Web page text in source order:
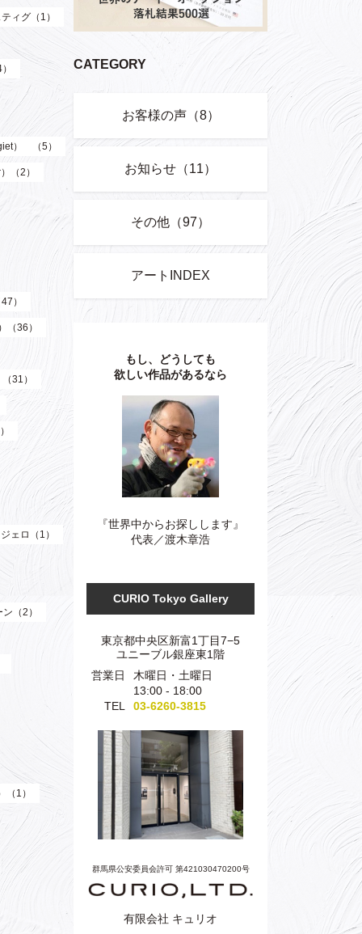
ィグ（1）
） （5）
（2）
）
（36）
31）
ェロ（1）
（2）
1）
CATEGORY
お客様の声（8）
お知らせ（11）
その他（97）
アートINDEX
もし、どうしても
欲しい作品があるなら
『世界中からお探しします』
代表／渡木章浩
CURIO Tokyo Gallery
東京都中央区新富1丁目7−5
ユニーブル銀座東1階
営業日
木曜日・土曜日
13:00 - 18:00
TEL
03-6260-3815
群馬県公安委員会許可 第421030470200号
有限会社 キュリオ